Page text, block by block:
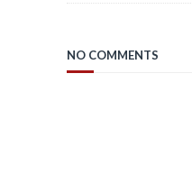
NO COMMENTS